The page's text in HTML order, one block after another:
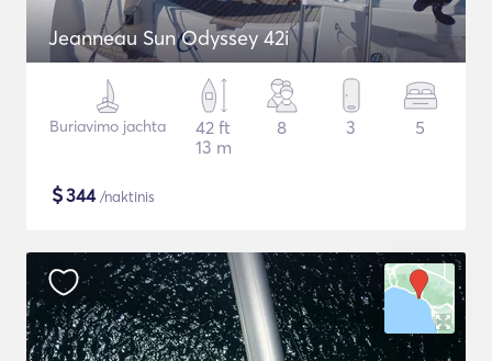
Jeanneau Sun Odyssey 42i
Buriavimo jachta
42 ft
13 m
8 3 5
$344/naktinis